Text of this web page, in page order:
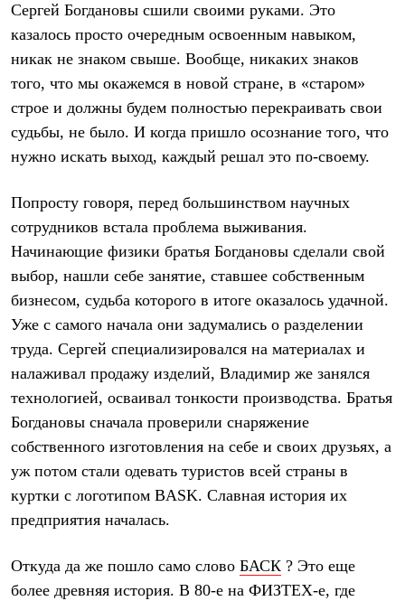
Брюки
Комбинезоны
Куртки
Лёгкая одежда
Футболки
Толстовки
Брюки
Софтшелл одежда
Флисовая одежда
Куртки
Брюки
Жилеты
Термобелье
Комплект термобелья
Снаряжение
Палатки и тенты
Палатки
Тенты
Аксессуары для палаток
Рюкзаки
Экспедиционные
Легкоходные
Альпинистские
Городские
Аксессуары для рюкзаков
Спальные мешки
Пуховые
С синтетическим утеплителем
Аксессуары для спальников
Сумки и баулы
Сергей Богдановы сшили своими руками. Это
казалось просто очередным освоенным навыком,
никак не знаком свыше. Вообще, никаких знаков
того, что мы окажемся в новой стране, в «старом»
строе и должны будем полностью перекраивать свои
судьбы, не было. И когда пришло осознание того, что
нужно искать выход, каждый решал это по-своему.
Попросту говоря, перед большинством научных
сотрудников встала проблема выживания.
Начинающие физики братья Богдановы сделали свой
выбор, нашли себе занятие, ставшее собственным
бизнесом, судьба которого в итоге оказалось удачной.
Уже с самого начала они задумались о разделении
труда. Сергей специализировался на материалах и
налаживал продажу изделий, Владимир же занялся
технологией, осваивал тонкости производства. Братья
Богдановы сначала проверили снаряжение
собственного изготовления на себе и своих друзьях, а
уж потом стали одевать туристов всей страны в
куртки с логотипом BASK. Славная история их
предприятия началась.
Откуда да же пошло само слово БАСК ? Это еще
более древняя история. В 80-е на ФИЗТЕХ-е, где